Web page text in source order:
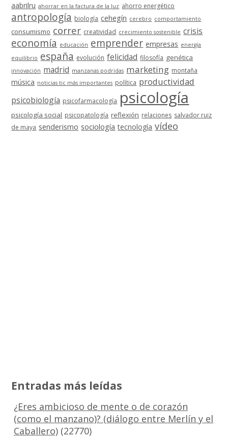
aabrilru ahorrar en la factura de la luz ahorro energético
antropología biología cehegín cerebro comportamiento
consumismo correr creatividad crecimiento sostenible crisis
economía educación emprender empresas energía
equilibrio españa evolución felicidad filosofía genética
innovación madrid manzanas podridas marketing montaña
música noticias tic más importantes política productividad
psicobiología psicofarmacología psicología
psicología social psicopatología reflexión relaciones salvador ruiz
de maya senderismo sociología tecnología vídeo
Entradas más leídas
¿Eres ambicioso de mente o de corazón
(como el manzano)? (diálogo entre Merlín y el
Caballero)(22770)